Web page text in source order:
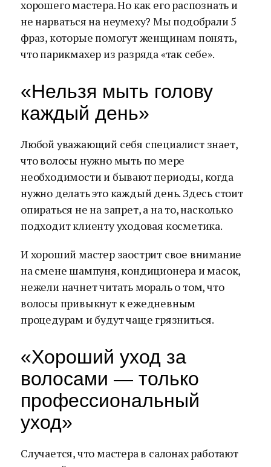
хорошего мастера. Но как его распознать и
не нарваться на неумеху? Мы подобрали 5
фраз, которые помогут женщинам понять,
что парикмахер из разряда «так себе».
«Нельзя мыть голову
каждый день»
Любой уважающий себя специалист знает,
что волосы нужно мыть по мере
необходимости и бывают периоды, когда
нужно делать это каждый день. Здесь стоит
опираться не на запрет, а на то, насколько
подходит клиенту уходовая косметика.
И хороший мастер заострит свое внимание
на смене шампуня, кондиционера и масок,
нежели начнет читать мораль о том, что
волосы привыкнут к ежедневным
процедурам и будут чаще грязниться.
«Хороший уход за
волосами — только
профессиональный
уход»
Случается, что мастера в салонах работают